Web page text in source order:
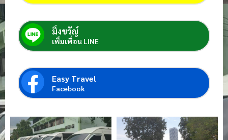
มิ่งขวัญ์
เพิ่มเพื่อน LINE
Easy Travel
Facebook